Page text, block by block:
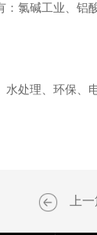
碱工业、铝酸
理、环保、电
上